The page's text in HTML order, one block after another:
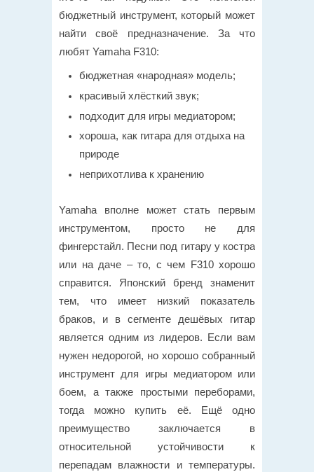
бюджетный инструмент, который может
найти своё предназначение. За что
любят Yamaha F310:
бюджетная «народная» модель;
красивый хлёсткий звук;
подходит для игры медиатором;
хороша, как гитара для отдыха на
природе
неприхотлива к хранению
Yamaha вполне может стать первым
инструментом, просто не для
фингерстайл. Песни под гитару у костра
или на даче – то, с чем F310 хорошо
справится. Японский бренд знаменит
тем, что имеет низкий показатель
браков, и в сегменте дешёвых гитар
является одним из лидеров. Если вам
нужен недорогой, но хорошо собранный
инструмент для игры медиатором или
боем, а также простыми переборами,
тогда можно купить её. Ещё одно
преимущество заключается в
относительной устойчивости к
перепадам влажности и температуры.